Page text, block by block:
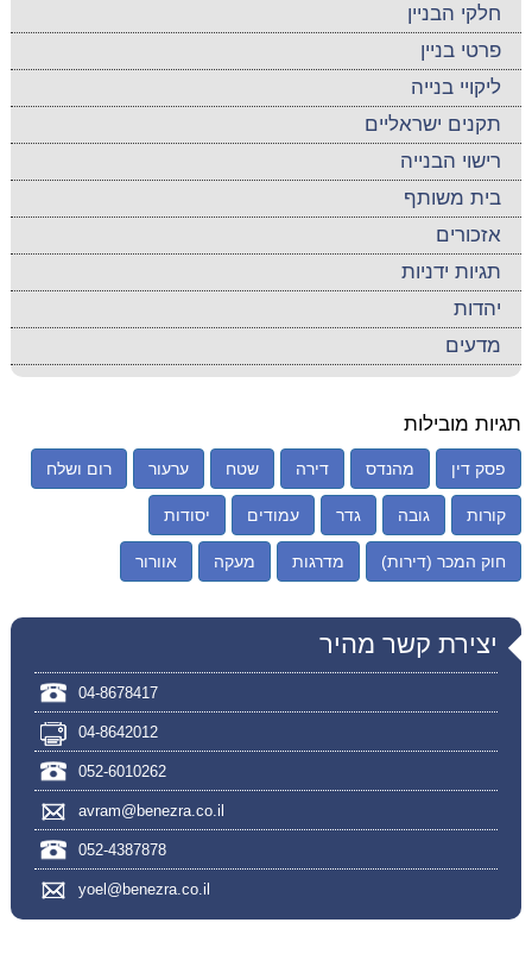
חלקי הבניין
פרטי בניין
ליקויי בנייה
תקנים ישראליים
רישוי הבנייה
בית משותף
אזכורים
תגיות ידניות
יהדות
מדעים
תגיות מובילות
פסק דין מהנדס דירה שטח ערעור רום ושלח
קורות גובה גדר עמודים יסודות
חוק המכר (דירות) מדרגות מעקה אוורור
יצירת קשר מהיר
04-8678417
04-8642012
052-6010262
avram@benezra.co.il
052-4387878
yoel@benezra.co.il